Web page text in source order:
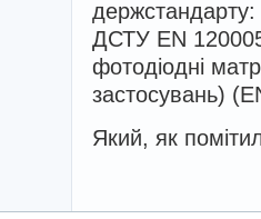
держстандарту:
ДСТУ EN
фотодіодні
застосувань)
Який, як